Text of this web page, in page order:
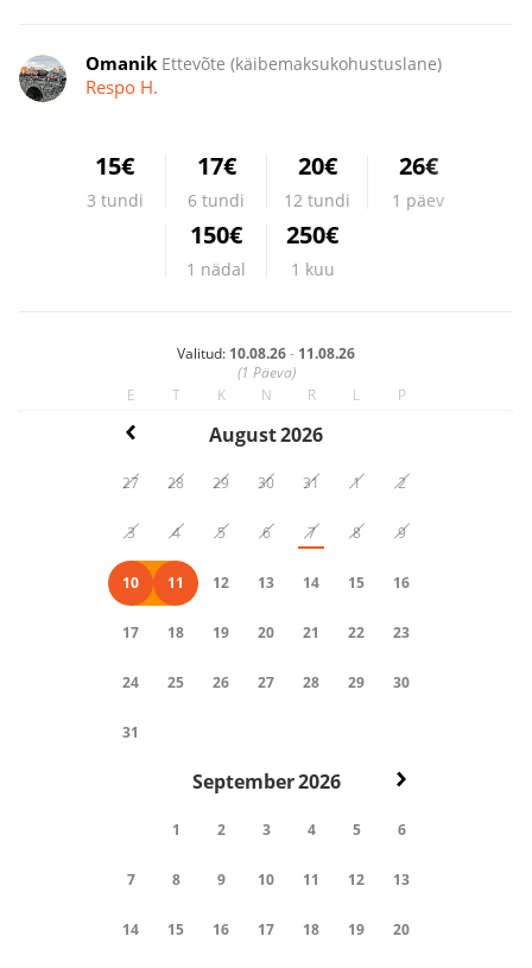
Omanik Ettevõte (käibemaksukohustuslane)
Respo H.
15€
3 tundi
17€
6 tundi
20€
12 tundi
26€
1 päev
150€
1 nädal
250€
1 kuu
Valitud: 10.08.26- 11.08.26
(1 Päeva)
August2026
E T K N R L P
27 28 29 30 31 1 2
3 4 5 6 7 8 9
10 11 12 13 14 15 16
17 18 19 20 21 22 23
24 25 26 27 28 29 30
31
September2026
1 2 3 4 5 6
7 8 9 10 11 12 13
14 15 16 17 18 19 20